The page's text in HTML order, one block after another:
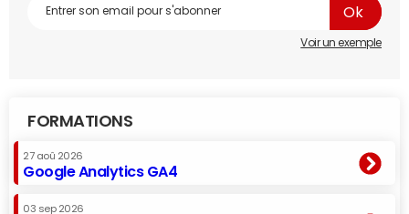
Voir un exemple
FORMATIONS
27 aoû 2026
Google Analytics GA4
03 sep 2026